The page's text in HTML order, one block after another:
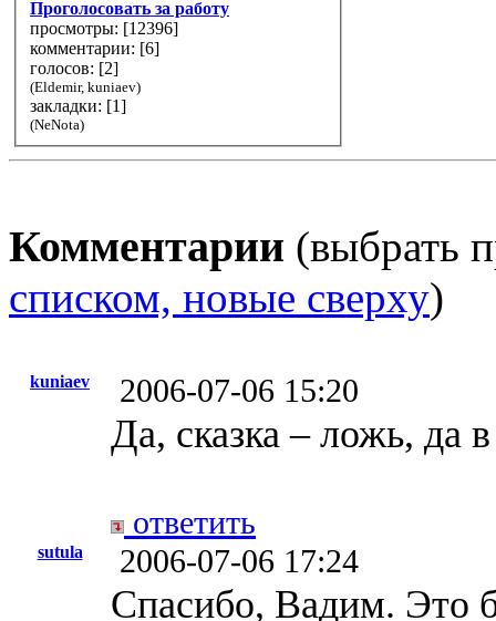
Проголосовать за работу
просмотры: [12396]
комментарии: [6]
голосов: [2]
(Eldemir, kuniaev)
закладки: [1]
(NeNota)
Комментарии (выбрать
списком, новые сверху)
kuniaev 2006-07-06 15:20
Да, сказка – ложь, да
ответить
sutula 2006-07-06 17:24
Спасибо, Вадим. Это